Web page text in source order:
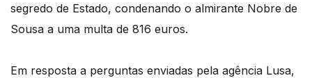
segredo de Estado, condenando o almirante Nobre de
Sousa a uma multa de 816 euros.
Em resposta a perguntas enviadas pela agência Lusa,